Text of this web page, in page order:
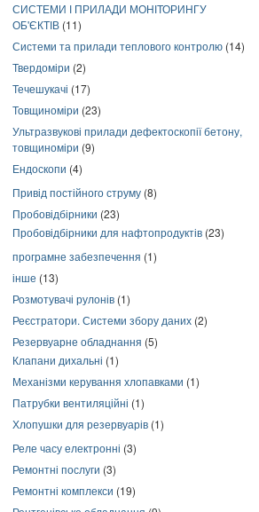
СИСТЕМИ І ПРИЛАДИ МОНІТОРИНГУ
ОБ'ЄКТІВ (11)
Системи та прилади теплового контролю (14)
Твердоміри (2)
Течешукачі (17)
Товщиноміри (23)
Ультразвукові прилади дефектоскопії бетону,
товщиноміри (9)
Ендоскопи (4)
Привід постійного струму (8)
Пробовідбірники (23)
Пробовідбірники для нафтопродуктів (23)
програмне забезпечення (1)
інше (13)
Розмотувачі рулонів (1)
Реєстратори. Системи збору даних (2)
Резервуарне обладнання (5)
Клапани дихальні (1)
Механізми керування хлопавками (1)
Патрубки вентиляційні (1)
Хлопушки для резервуарів (1)
Реле часу електронні (3)
Ремонтні послуги (3)
Ремонтні комплекси (19)